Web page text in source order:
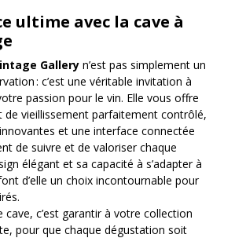
ultime avec la cave à
Gallery n’est pas simplement un
: c’est une véritable invitation à
passion pour le vin. Elle vous offre
de vieillissement parfaitement contrôlé,
et une interface connectée
de suivre et de valoriser chaque
élégant et sa capacité à s’adapter à
d’elle un choix incontournable pour
cave, c’est garantir à votre collection
pour que chaque dégustation soit